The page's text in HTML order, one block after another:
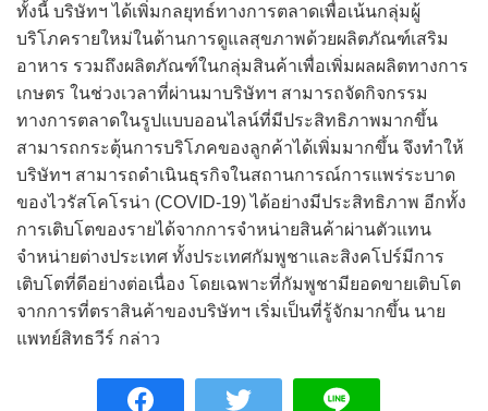
ทั้งนี้ บริษัทฯ ได้เพิ่มกลยุทธ์ทางการตลาดเพื่อเน้นกลุ่มผู้
บริโภครายใหม่ในด้านการดูแลสุขภาพด้วยผลิตภัณฑ์เสริม
อาหาร รวมถึงผลิตภัณฑ์ในกลุ่มสินค้าเพื่อเพิ่มผลผลิตทางการ
เกษตร ในช่วงเวลาที่ผ่านมาบริษัทฯ สามารถจัดกิจกรรม
ทางการตลาดในรูปแบบออนไลน์ที่มีประสิทธิภาพมากขึ้น
สามารถกระตุ้นการบริโภคของลูกค้าได้เพิ่มมากขึ้น จึงทำให้
บริษัทฯ สามารถดำเนินธุรกิจในสถานการณ์การแพร่ระบาด
ของไวรัสโคโรน่า (COVID-19) ได้อย่างมีประสิทธิภาพ อีกทั้ง
การเติบโตของรายได้จากการจำหน่ายสินค้าผ่านตัวแทน
จำหน่ายต่างประเทศ ทั้งประเทศกัมพูชาและสิงคโปร์มีการ
เติบโตที่ดีอย่างต่อเนื่อง โดยเฉพาะที่กัมพูชามียอดขายเติบโต
จากการที่ตราสินค้าของบริษัทฯ เริ่มเป็นที่รู้จักมากขึ้น นาย
แพทย์สิทธวีร์ กล่าว